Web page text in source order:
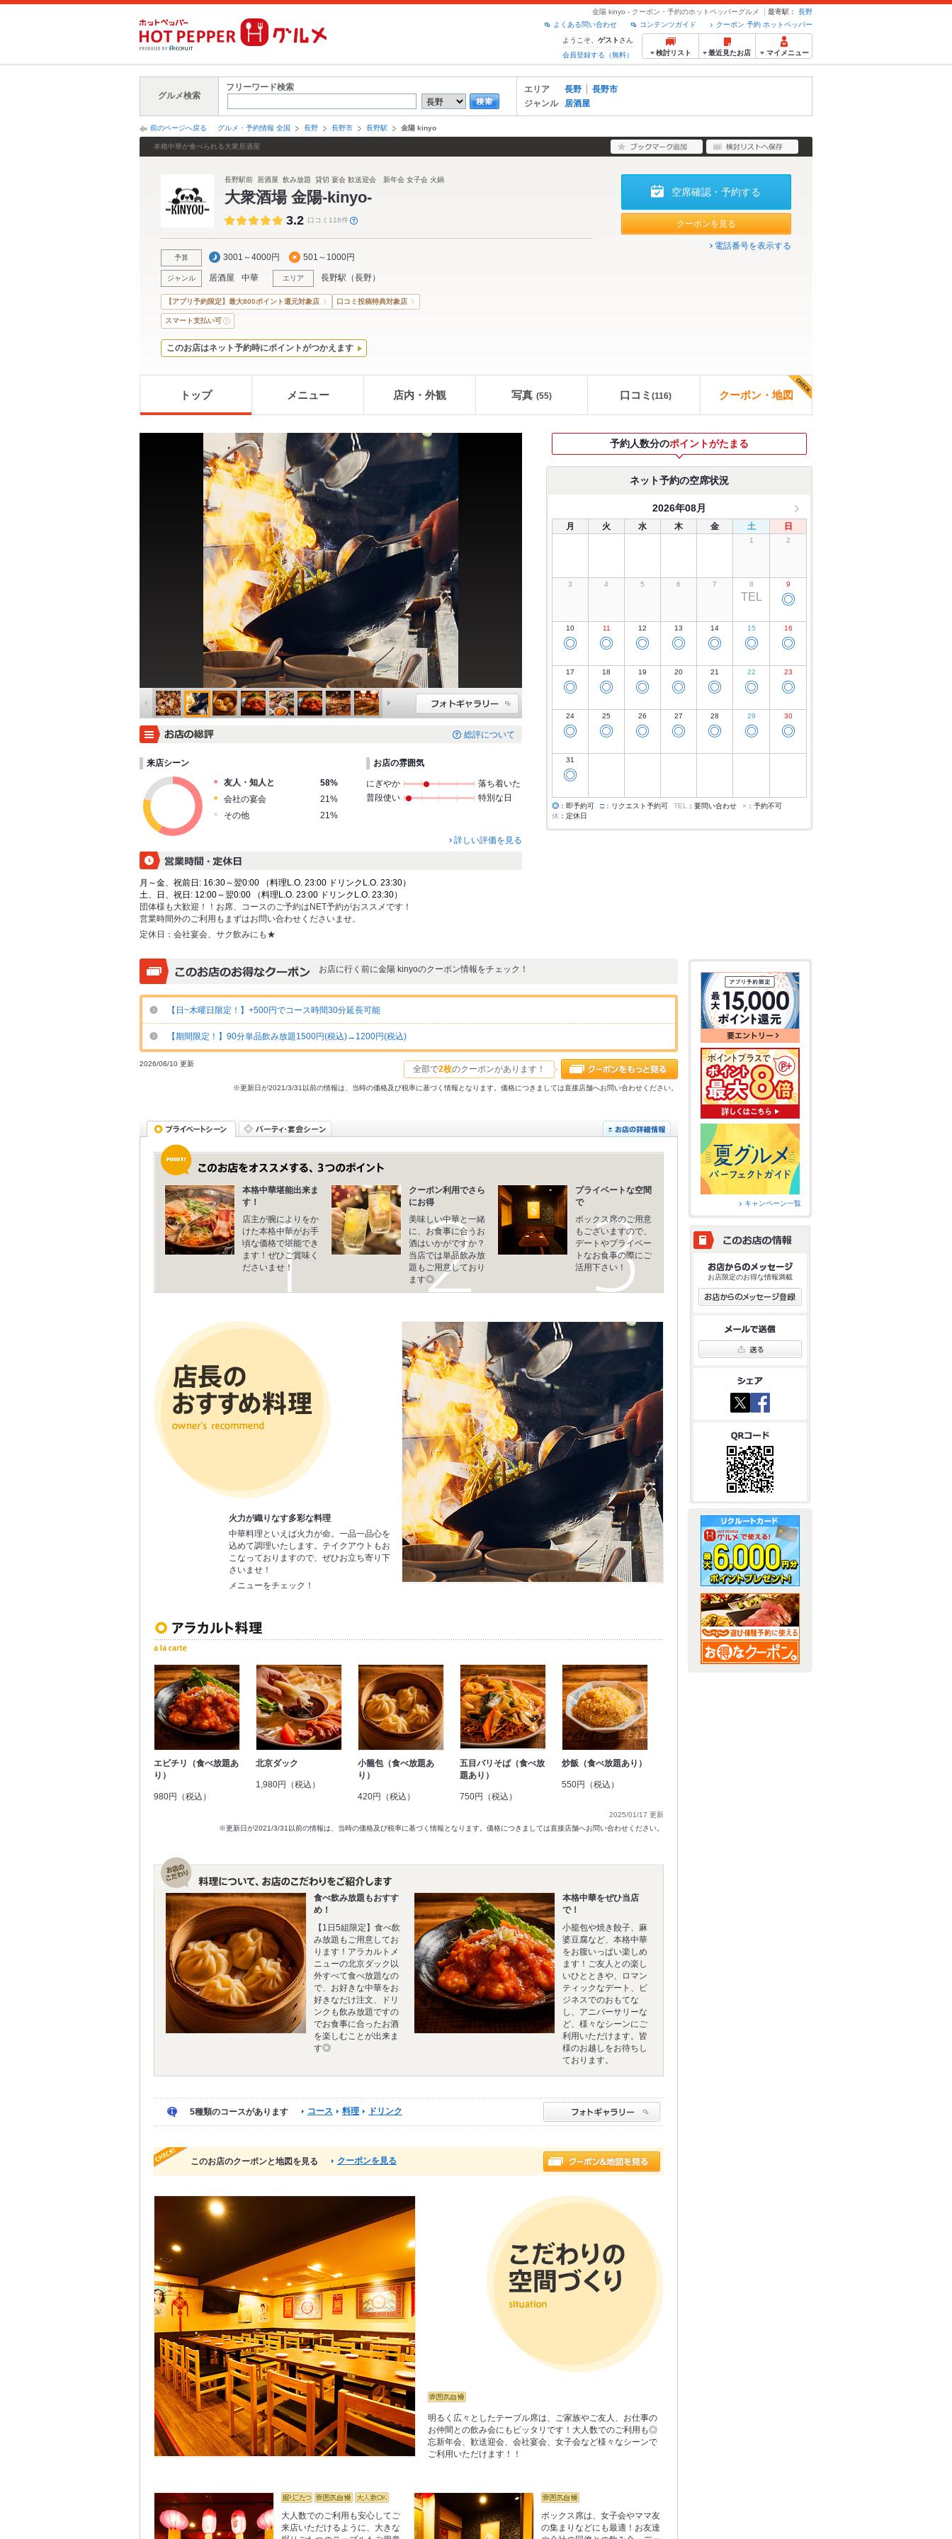
金陽 kinyo - クーポン・予約のホットペッパーグルメ 最寄駅：
長野
クーポン 予約 ホットペッパー
コンテンツガイド
よくある問い合わせ
ようこそ、 ゲスト さん
会員登録する（無料）
検討リスト 最近見たお店 マイメニュー
グルメ検索
フリーワード検索 エリア 長野
長野市
ジャンル
居酒屋
前のページへ戻る グルメ・予約情報 全国 長野 長野市 長野駅 金陽 kinyo
本格中華が食べられる大衆居酒屋
長野駅前 居酒屋 飲み放題 貸切 宴会 歓送迎会 新年会 女子会 火鍋
大衆酒場 金陽-kinyo-
3.2 口コミ116件
予算 3001～4000円 501～1000円
ジャンル 居酒屋 中華 エリア 長野駅 （長野）
空席確認・予約する
クーポンを見る
電話番号を表示する
【アプリ予約限定】最大800ポイント還元対象店 口コミ投稿特典対象店
スマート支払い可
このお店はネット予約時にポイントがつかえます
トップ メニュー 店内・外観 写真 (55) 口コミ (116) クーポン・地図
総評について
来店シーン
友人・知人と
58%
会社の宴会
21%
その他
21%
お店の雰囲気
にぎやか
落ち着いた
普段使い
特別な日
詳しい評価を見る
月～金、祝前日: 16:30～翌0:00 （料理L.O. 23:00 ドリンクL.O. 23:30）
土、日、祝日: 12:00～翌0:00 （料理L.O. 23:00 ドリンクL.O. 23:30）
団体様も大歓迎！！お席、コースのご予約はNET予約がおススメです！
営業時間外のご利用もまずはお問い合わせくださいませ。
定休日： 会社宴会、サク飲みにも★
予約人数分のポイントがたまる
ネット予約の空席状況
2026年08月
月 火 水 木 金 土 日
1 2
3 4 5 6 7 8
TEL
9
◎
10
◎
11
◎
12
◎
13
◎
14
◎
15
◎
16
◎
17
◎
18
◎
19
◎
20
◎
21
◎
22
◎
23
◎
24
◎
25
◎
26
◎
27
◎
28
◎
29
◎
30
◎
31
◎
◎ ：即予約可 □ ：リクエスト予約可 TEL ：要問い合わせ × ：予約不可
休 ：定休日
お店に行く前に金陽 kinyoのクーポン情報をチェック！
【日~木曜日限定！】+500円でコース時間30分延長可能
【期間限定！】90分単品飲み放題1500円(税込)→1200円(税込)
全部で2枚のクーポンがあります！
2026/06/10 更新
※更新日が2021/3/31以前の情報は、当時の価格及び税率に基づく情報となります。価格につきましては直接店舗へお問い合わせください。
本格中華堪能出来ま
す！
店主が腕によりをか
けた本格中華がお手
頃な価格で堪能でき
ます！ぜひご賞味く
ださいませ！
クーポン利用でさら
にお得
美味しい中華と一緒
に、お食事に合うお
酒はいかがですか？
当店では単品飲み放
題もご用意しており
ます◎
プライベートな空間
で
ボックス席のご用意
もございますので、
デートやプライベー
トなお食事の際にご
活用下さい！
火力が織りなす多彩な料理
中華料理といえば火力が命。一品一品心を
込めて調理いたします。テイクアウトもお
こなっておりますので、ぜひお立ち寄り下
さいませ！
メニューをチェック！
エビチリ（食べ放題あ
り）
980円（税込）
北京ダック
1,980円（税込）
小籠包（食べ放題あ
り）
420円（税込）
五目バリそば（食べ放
題あり）
750円（税込）
炒飯（食べ放題あり）
550円（税込）
2025/01/17 更新
※更新日が2021/3/31以前の情報は、当時の価格及び税率に基づく情報となります。価格につきましては直接店舗へお問い合わせください。
食べ飲み放題もおすす
め！
【1日5組限定】食べ飲
み放題もご用意してお
ります！アラカルトメ
ニューの北京ダック以
外すべて食べ放題なの
で、お好きな中華をお
好きなだけ注文、ドリ
ンクも飲み放題ですの
でお食事に合ったお酒
を楽しむことが出来ま
す◎
本格中華をぜひ当店
で！
小籠包や焼き餃子、麻
婆豆腐など、本格中華
をお腹いっぱい楽しめ
ます！ご友人との楽し
いひとときや、ロマン
ティックなデート、ビ
ジネスでのおもてな
し、アニバーサリーな
ど、様々なシーンにご
利用いただけます。皆
様のお越しをお待ちし
ております。
5種類のコースがあります コース 料理 ドリンク
このお店のクーポンと地図を見る クーポンを見る
明るく広々としたテーブル席は、ご家族やご友人、お仕事の
お仲間との飲み会にもピッタリです！大人数でのご利用も◎
忘新年会、歓送迎会、会社宴会、女子会など様々なシーンで
ご利用いただけます！！
大人数でのご利用も安心してご
来店いただけるように、大きな
ボックス席は、女子会やママ友
の集まりなどにも最適！お友達
キャンペーン一覧
お店限定のお得な情報満載